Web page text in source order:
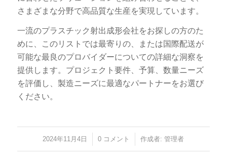
さまざまな分野で高品質な生産を実現しています。
一流のプラスチック射出成形会社をお探しの方のた
めに、このリストでは最寄りの、または国際配送が
可能な最良のプロバイダーについての詳細な洞察を
提供します。プロジェクト要件、予算、数量ニーズ
を評価し、製造ニーズに最適なパートナーをお選び
ください。
2024年11月4日
/ 0 コメント
/ 作成者:管理者